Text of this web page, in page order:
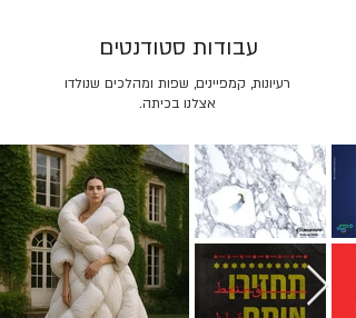
רעיונות, קמפיינים, שפות ומהלכים שנולדו
אצלנו בכיתה.
עבודות סטודנטים